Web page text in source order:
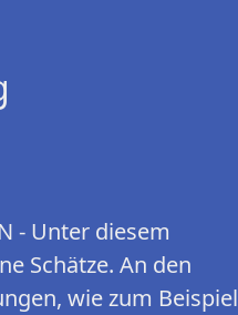
- Unter diesem
Schätze. An den
wie zum Beispiel